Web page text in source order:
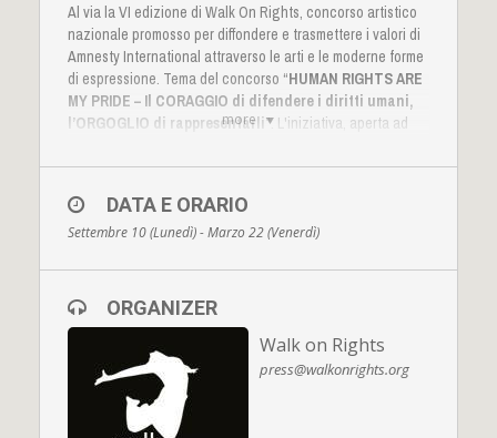
more
Al via la VI edizione di Walk On Rights, concorso artistico
nazionale promosso per diffondere e trasmettere i valori di
Amnesty International attraverso le arti e le moderne forme
di espressione. Tema del concorso “HUMAN RIGHTS ARE
MY PRIDE – Il CORAGGIO di difendere i diritti umani,
l’ORGOGLIO di rappresentarli”. L'iniziativa, aperta ad
categorie in gara:fotografia digitale, disegno o fumetto,
dovranno pervenire entro e non oltre il 22 Marzo 2019,
esclusivamente tramite posta elettronica, all’indirizzo:
DATA E ORARIO
Settembre 10 (Lunedì) - Marzo 22 (Venerdì)
ORGANIZER
Walk on Rights
press@walkonrights.org